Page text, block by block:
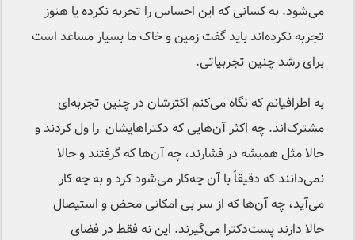
می‌شود. به کسانی که این احساس را تجربه نکرده‌ یا هنوز
تجربه نکرده‌اند باید گفت زمین و خاک ما بسیار مساعد است
برای رشد چنین تجربیاتی.
به اطرافیانم که نگاه می‌کنم اکثرشان در چنین تجربه‌ا‌ی
مشترک‌اند. چه اکثر آن‌هایی که دکتراهایشان را ول کردند و
حالا مثل همیشه در فشارند، چه آن‌ها که گرفتند و حالا
نمی‌دانند که دقیقاً با آن چه‌کار می‌شود کرد و به چه کار
می‌آید، چه آن‌ها که از سر بی امکانی محض و استیصال
حالا دارند پست‌دکترا می‌گیرند. این نه فقط در فضای